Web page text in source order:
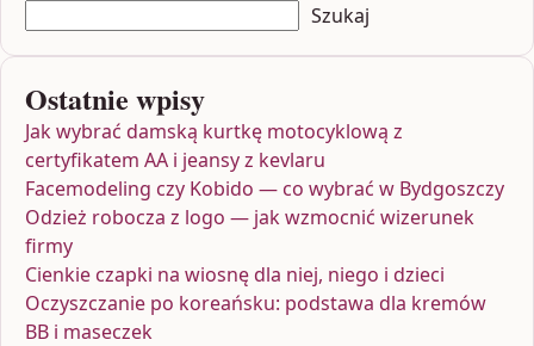
Szukaj
Ostatnie wpisy
Jak wybrać damską kurtkę motocyklową z
certyfikatem AA i jeansy z kevlaru
Facemodeling czy Kobido — co wybrać w Bydgoszczy
Odzież robocza z logo — jak wzmocnić wizerunek
firmy
Cienkie czapki na wiosnę dla niej, niego i dzieci
Oczyszczanie po koreańsku: podstawa dla kremów
BB i maseczek